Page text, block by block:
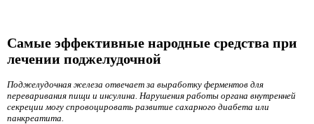
Самые эффективные народные средства при
лечении поджелудочной
Поджелудочная железа отвечает за выработку ферментов для
переваривания пищи и инсулина. Нарушения работы органа внутренней
секреции могу спровоцировать развитие сахарного диабета или
панкреатита.